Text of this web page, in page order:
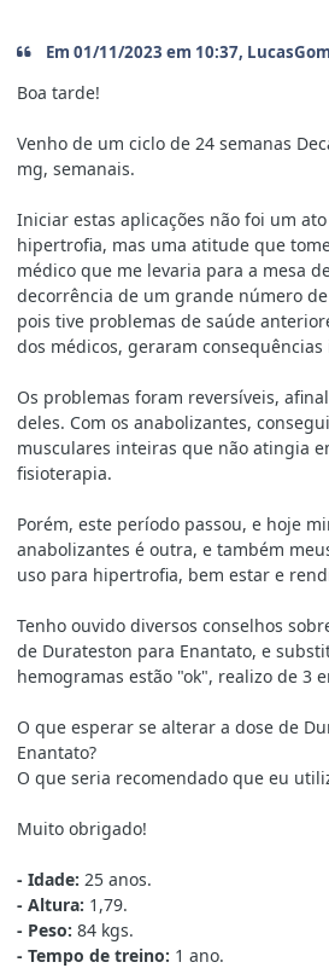
Em 01/11/2023 em 10:37,
Boa tarde!
Venho de um ciclo de 24 semanas
mg, semanais.
Iniciar estas aplicações não foi um
hipertrofia, mas uma atitude que
médico que me levaria para a mesa
decorrência de um grande número
pois tive problemas de saúde
dos médicos, geraram
Os problemas foram reversíveis,
deles. Com os anabolizantes,
musculares inteiras que não atingia
fisioterapia.
Porém, este período passou, e hoje
anabolizantes é outra, e também
uso para hipertrofia, bem estar e
Tenho ouvido diversos conselhos
de Durateston para Enantato, e
hemogramas estão "ok", realizo de 3
O que esperar se alterar a dose de
Enantato?
O que seria recomendado que eu
Muito obrigado!
- Idade: 25 anos.
- Altura: 1,79.
- Peso: 84 kgs.
- Tempo de treino: 1 ano.